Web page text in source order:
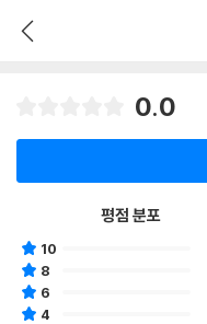
0.0
평점 분포
10
8
6
4